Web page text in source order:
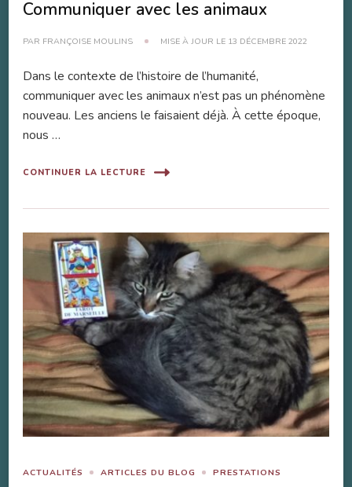
Communiquer avec les animaux
PAR FRANÇOISE MOULINS MISE À JOUR LE 13 DÉCEMBRE 2022
Dans le contexte de l’histoire de l’humanité,
communiquer avec les animaux n’est pas un phénomène
nouveau. Les anciens le faisaient déjà. À cette époque,
nous …
CONTINUER LA LECTURE
ACTUALITÉS ARTICLES DU BLOG PRESTATIONS